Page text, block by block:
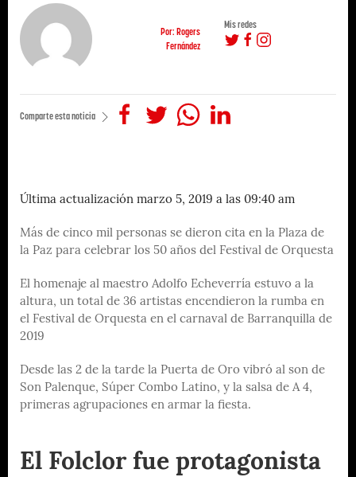
Por: Rogers
Fernández
Mis redes
Comparte esta noticia
Última actualización marzo 5, 2019 a las 09:40 am
Más de cinco mil personas se dieron cita en la Plaza de
la Paz para celebrar los 50 años del Festival de Orquesta
El homenaje al maestro Adolfo Echeverría estuvo a la
altura, un total de 36 artistas encendieron la rumba en
el Festival de Orquesta en el carnaval de Barranquilla de
2019
Desde las 2 de la tarde la Puerta de Oro vibró al son de
Son Palenque, Súper Combo Latino, y la salsa de A 4,
primeras agrupaciones en armar la fiesta.
El Folclor fue protagonista